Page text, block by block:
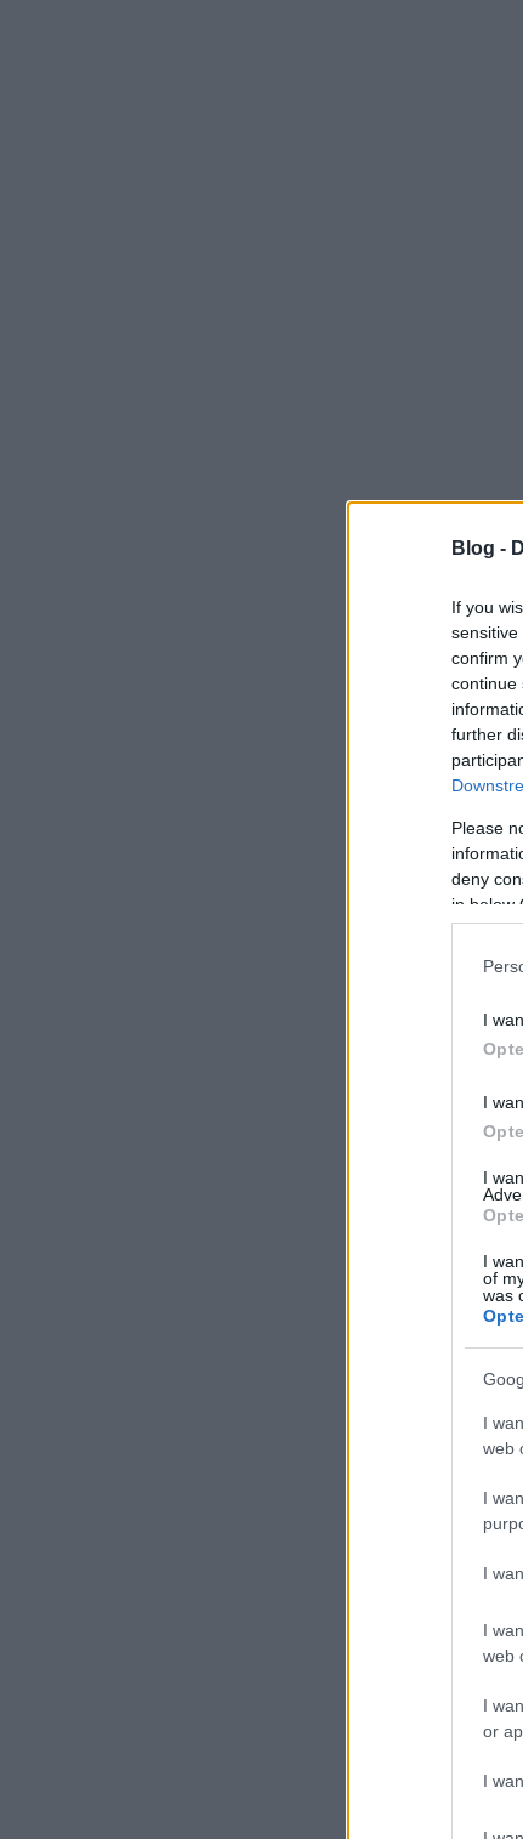
Blog -
If you
confirm
continue
further
Please
deny
in below
I
I
I
I
of
was
I
web
I
I
I
web
I
or
I